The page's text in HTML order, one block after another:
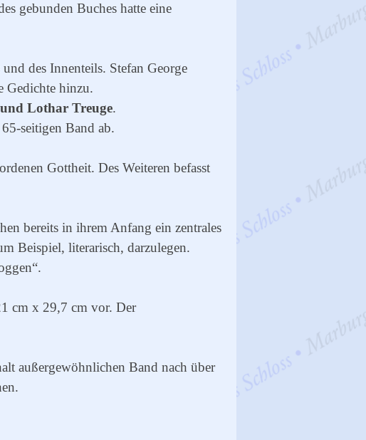
gebunden Buches hatte eine
des Innenteils. Stefan George
Gedichte hinzu.
Lothar Treuge.
seitigen Band ab.
Gottheit. Des Weiteren befasst
bereits in ihrem Anfang ein zentrales
Beispiel, literarisch, darzulegen.
cm x 29,7 cm vor. Der
außergewöhnlichen Band nach über